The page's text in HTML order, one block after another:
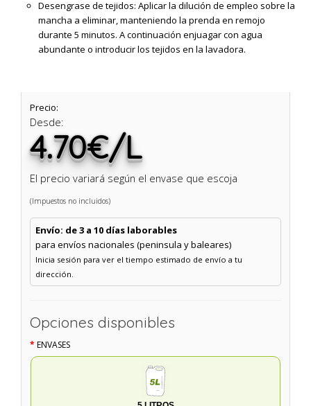
Desengrase de tejidos: Aplicar la dilución de empleo sobre la
mancha a eliminar, manteniendo la prenda en remojo
durante 5 minutos. A continuación enjuagar con agua
abundante o introducir los tejidos en la lavadora.
Precio:
Desde:
4.70€/L
El precio variará según el envase que escoja
(Impuestos no incluidos)
Envío: de 3 a 10 días laborables
para envíos nacionales (peninsula y baleares)
Inicia sesión para ver el tiempo estimado de envío a tu
dirección.
Opciones disponibles
ENVASES